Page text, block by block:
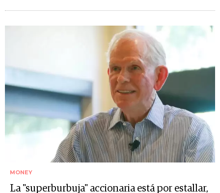
MONEY
La "superburbuja" accionaria está por estallar,